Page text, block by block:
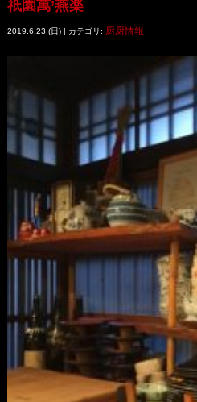
祇園萬’燕楽
2019.6.23 (日) | カテゴリ: 厨厨情報